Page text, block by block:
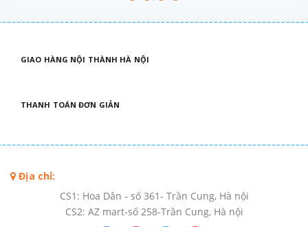
GIAO HÀNG NỘI THÀNH HÀ NỘI
THANH TOÁN ĐƠN GIẢN
Địa chỉ:
CS1: Hoa Dân - số 361- Trần Cung, Hà nội
CS2: AZ mart-số 258-Trần Cung, Hà nội